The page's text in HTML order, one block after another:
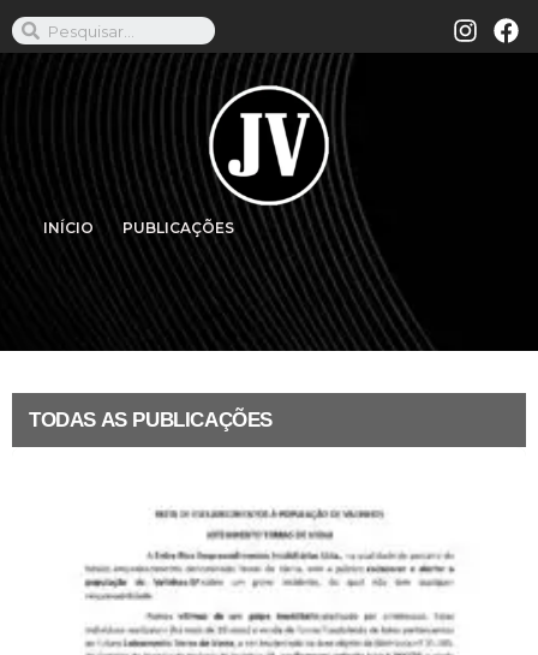
INÍCIO PUBLICAÇÕES
TODAS AS PUBLICAÇÕES